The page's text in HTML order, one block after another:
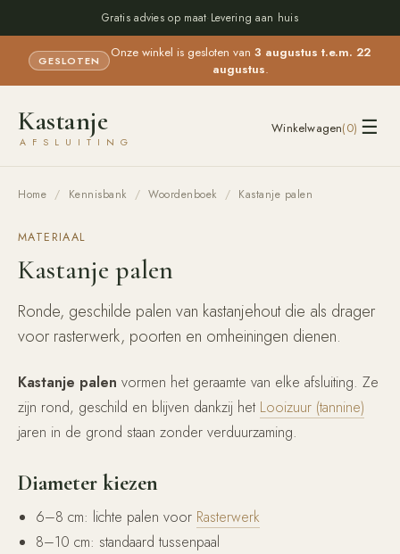
Gratis advies op maat· Levering aan huis
GESLOTEN Onze winkel is gesloten van 3 augustus t.e.m. 22
augustus.
☰
Kastanje
AFSLUITING
Winkelwagen(0)
Home / Kennisbank / Woordenboek / Kastanje palen
MATERIAAL
Kastanje palen
Ronde, geschilde palen van kastanjehout die als drager
voor rasterwerk, poorten en omheiningen dienen.
Kastanje palen vormen het geraamte van elke afsluiting. Ze
zijn rond, geschild en blijven dankzij het Looizuur (tannine)
jaren in de grond staan zonder verduurzaming.
Diameter kiezen
6–8 cm: lichte palen voor Rasterwerk
8–10 cm: standaard tussenpaal